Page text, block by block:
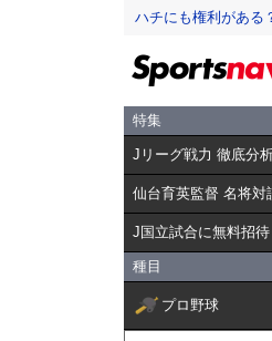
ハチにも権利があ
特集
Jリーグ戦力 徹底分
仙台育英監督 名将対
J国立試合に無料招待
種目
プロ野球